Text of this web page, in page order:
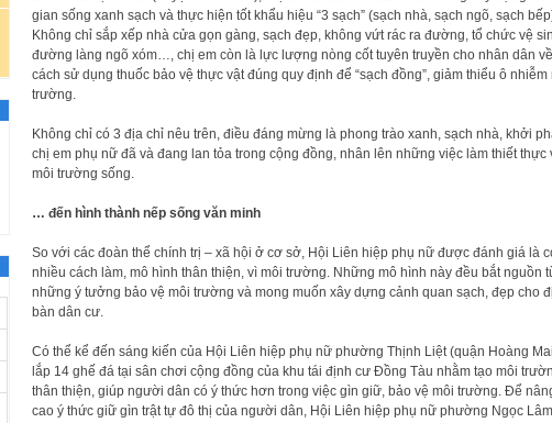
gian sống xanh sạch và thực hiện tốt khẩu hiệu “3 sạch” (sạch nhà, sạch ngõ, sạch
Không chỉ sắp xếp nhà cửa gọn gàng, sạch đẹp, không vứt rác ra đường, tổ chức vệ
đường làng ngõ xóm…, chị em còn là lực lượng nòng cốt tuyên truyền cho nhân dân về
cách sử dụng thuốc bảo vệ thực vật đúng quy định để “sạch đồng”, giảm thiểu ô nhiễm
trường.
Không chỉ có 3 địa chỉ nêu trên, điều đáng mừng là phong trào xanh, sạch nhà, khởi
chị em phụ nữ đã và đang lan tỏa trong cộng đồng, nhân lên những việc làm thiết thực
môi trường sống.
… đến hình thành nếp sống văn minh
So với các đoàn thể chính trị – xã hội ở cơ sở, Hội Liên hiệp phụ nữ được đánh giá là
nhiều cách làm, mô hình thân thiện, vì môi trường. Những mô hình này đều bắt nguồn
những ý tưởng bảo vệ môi trường và mong muốn xây dựng cảnh quan sạch, đẹp cho
bàn dân cư.
Có thể kể đến sáng kiến của Hội Liên hiệp phụ nữ phường Thịnh Liệt (quận Hoàng
lắp 14 ghế đá tại sân chơi cộng đồng của khu tái định cư Đồng Tàu nhằm tạo môi
thân thiện, giúp người dân có ý thức hơn trong việc gìn giữ, bảo vệ môi trường. Để
cao ý thức giữ gìn trật tự đô thị của người dân, Hội Liên hiệp phụ nữ phường Ngọc Lâm